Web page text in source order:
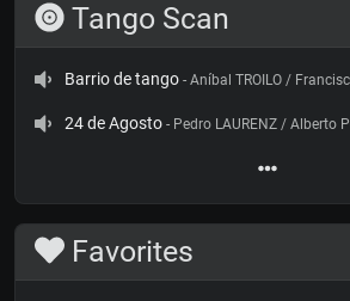
Tango Scan
Barrio de tango - Aníbal TROILO /
24 de Agosto - Pedro LAURENZ / Alberto
Favorites